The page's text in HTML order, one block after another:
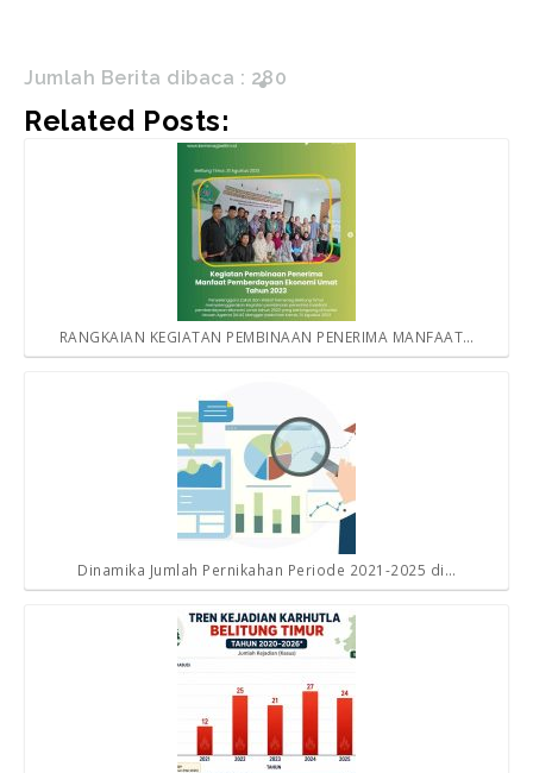
Jumlah Berita dibaca : 280
Related Posts:
RANGKAIAN KEGIATAN PEMBINAAN PENERIMA MANFAAT…
Dinamika Jumlah Pernikahan Periode 2021-2025 di…